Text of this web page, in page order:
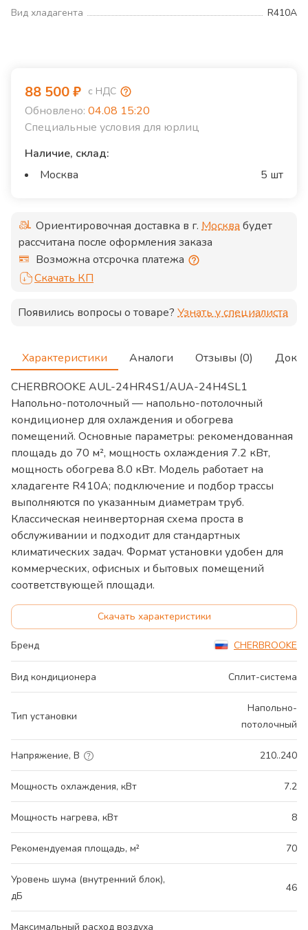
Вид хладагента
R410A
88 500₽ с НДС
Обновлено: 04.08 15:20
Специальные условия для юрлиц
Наличие, склад:
Москва
5 шт
Ориентировочная доставка в г. Москвабудет
рассчитана после оформления заказа
Возможна отсрочка платежа
Скачать КП
Появились вопросы о товаре? Узнать у специалиста
Характеристики Аналоги Отзывы (0)
CHERBROOKE AUL-24HR4S1/AUA-24H4SL1
Напольно-потолочный — напольно-потолочный
кондиционер для охлаждения и обогрева
помещений. Основные параметры: рекомендованная
площадь до 70 м², мощность охлаждения 7.2 кВт,
мощность обогрева 8.0 кВт. Модель работает на
хладагенте R410A; подключение и подбор трассы
выполняются по указанным диаметрам труб.
Классическая неинверторная схема проста в
обслуживании и подходит для стандартных
климатических задач. Формат установки удобен для
коммерческих, офисных и бытовых помещений
соответствующей площади.
Скачать характеристики
Бренд CHERBROOKE
Вид кондиционера Сплит-система
Тип установки
Напольно-
потолочный
Напряжение, В 210..240
Мощность охлаждения, кВт 7.2
Мощность нагрева, кВт 8
Рекомендуемая площадь, м² 70
Уровень шума (внутренний блок),
дБ
46
Максимальный расход воздуха